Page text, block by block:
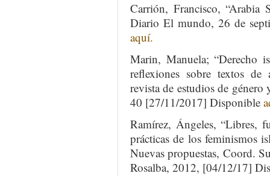
Carrión, Francisco, “Arabia
Diario El mundo, 26 de
aquí.
Marin, Manuela; “Derecho
reflexiones sobre textos
revista de estudios de
40 [27/11/2017] Disponible
Ramírez, Ángeles, “Libres,
prácticas de los feminismos
Nuevas propuestas, Coord.
Rosalba, 2012, [04/12/17]